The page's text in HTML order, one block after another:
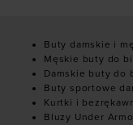
Buty damskie i
Męskie buty do
Damskie buty do
Buty sportowe
Kurtki i
Bluzy Under